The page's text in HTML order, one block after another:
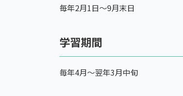
毎年2月1日〜9月末日
学習期間
毎年4月〜翌年3月中旬